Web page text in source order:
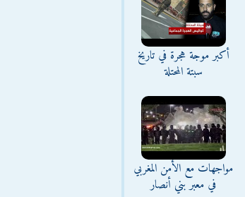
أكبر موجة هجرة في تاريخ
سبتة المحتلة
مواجهات مع الأمن المغربي
في معبر بني أنصار